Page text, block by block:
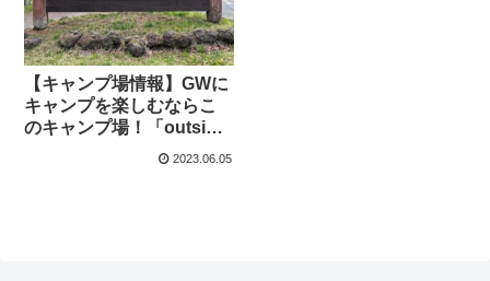
【キャンプ場情報】GWに
キャンプを楽しむならこ
のキャンプ場！「outside
Base (アウトサイドベー
2023.06.05